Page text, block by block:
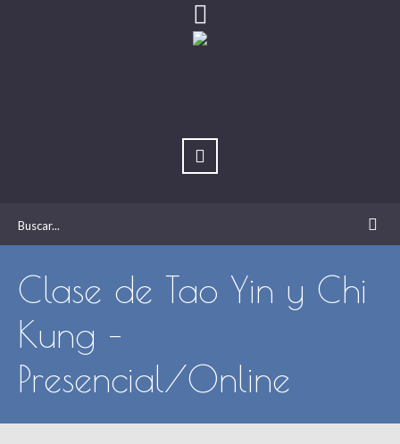
Clase de Tao Yin y Chi
Kung –
Presencial/Online